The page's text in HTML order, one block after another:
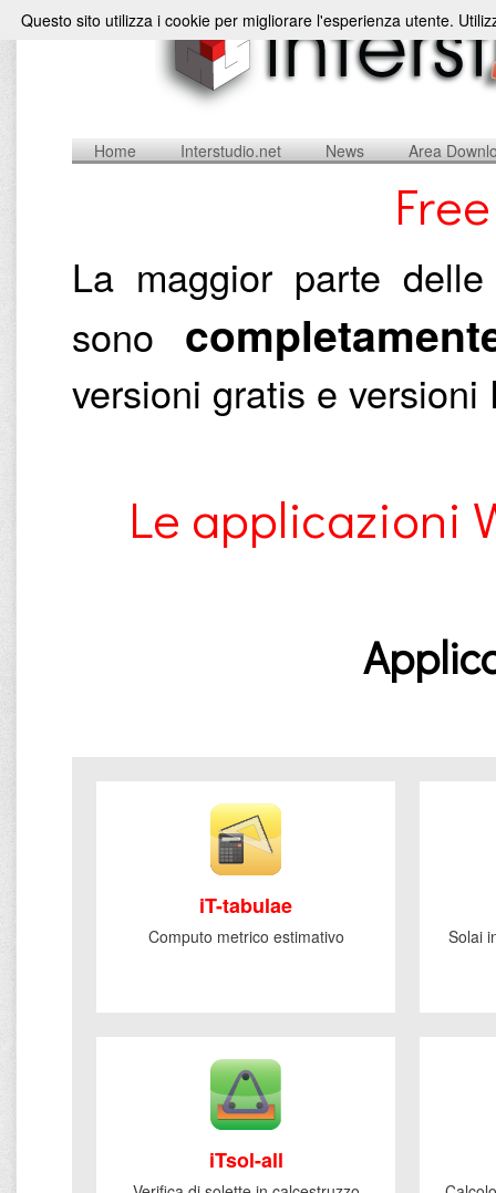
Home Interstudio.net News Area
La maggior parte
sono
versioni gratis e
Le applicazioni
iT-tabulae
Computo metrico estimativo Solai
iTsol-all
Questo sito utilizza i cookie per migliorare l'esperienza utente.